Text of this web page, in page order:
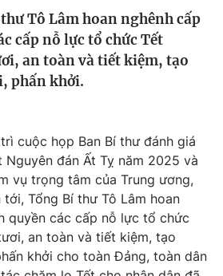
Tô Lâm hoan nghênh cấp
cấp nỗ lực tổ chức Tết
an toàn và tiết kiệm, tạo
phấn khởi.
cuộc họp Ban Bí thư đánh giá
đán Ất Tỵ năm 2025 và
vụ trọng tâm của Trung ương,
Tổng Bí thư Tô Lâm hoan
quyền các cấp nỗ lực tổ chức
an toàn và tiết kiệm, tạo
khởi cho toàn Đảng, toàn dân